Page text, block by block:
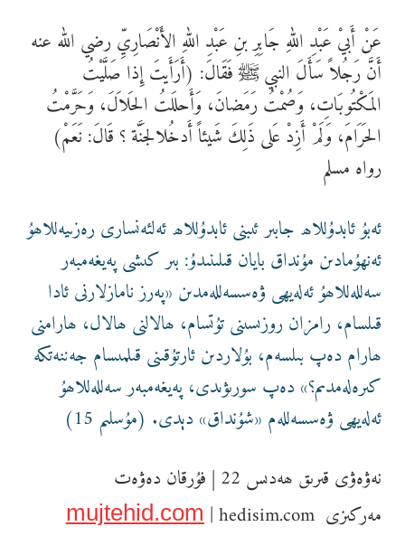
عَنْ أَبيْ عَبْدِ اللهِ جَابِرِ بنِ عَبْدِ اللهِ الأَنْصَارِيِّ رضي الله عنه
أَنَّ رَجُلاً سَأَلَ النبي ﷺ فَقَالَ: (أَرَأَيتَ إِذا صَلَّيْتُ
المَكْتُوبَاتِ، وَصُمْتُ رَمَضانَ، وَأَحلَلتُ الحَلاَلَ، وَحَرَّمْتُ
الحَرَامَ، وَلَمْ أَزِدْ عَلى ذَلِكَ شَيئاً أَدخُلالجَنَّة ؟ قَالَ: نَعَمْ)
رواه مسلم
ئەبۇ ئابدۇللاھ جابىر ئىبنى ئابدۇللاھ ئەلئەنسارى رەزىيەللاھۇ
ئەنھۇمادىن مۇنداق بايان قىلىنىدۇ: بىر كىشى پەيغەمبەر
سەللەللاھۇ ئەلەيھى ۋەسسەللەمدىن «پەرز نامازلارنى ئادا
قىلسام، رامزان روزىسىنى تۇتسام، ھالالنى ھالال، ھارامنى
ھارام دەپ بىلسەم، بۇلاردىن ئارتۇقىنى قىلمىسام جەننەتكە
كىرەلەمدىم؟» دەپ سورىۋىدى، پەيغەمبەر سەللەللاھۇ
ئەلەيھى ۋەسسەللەم «شۇنداق» دېدى. (مۇسلىم 15)
نەۋەۋى قىرىق ھەدىس 22 | فۇرقان دەۋەت
مەركىزى
mujtehid.com| hedisim.com